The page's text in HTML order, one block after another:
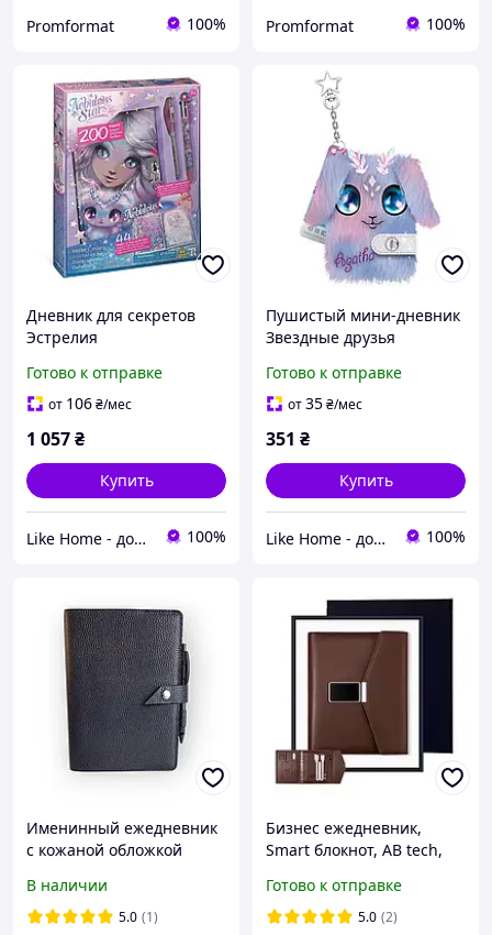
Promformat 100% Promformat 100%
Дневник для секретов
Эстрелия
Готово к отправке
от 106₴/мес
1 057₴
Купить
Like Home - домашний уют для всей семьи. Будьте как дома 🤗 100%
Пушистый мини-дневник
Звездные друзья
Готово к отправке
от35₴/мес
351 ₴
Купить
Like Home - домашний уют для всей семьи. Будьте как дома 🤗 100%
Именинный ежедневник
с кожаной обложкой
В наличии
5.0 (1)
Бизнес ежедневник,
Smart блокнот, AB tech,
зарядкой Power Bank 8000
mAh, лампа
Готово к отправке
5.0 (2)